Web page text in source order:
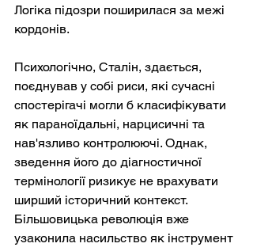
Логіка підозри поширилася за межі
кордонів.
Психологічно, Сталін, здається,
поєднував у собі риси, які сучасні
спостерігачі могли б класифікувати
як параноїдальні, нарцисичні та
нав'язливо контролюючі. Однак,
зведення його до діагностичної
термінології ризикує не врахувати
ширший історичний контекст.
Більшовицька революція вже
узаконила насильство як інструмент